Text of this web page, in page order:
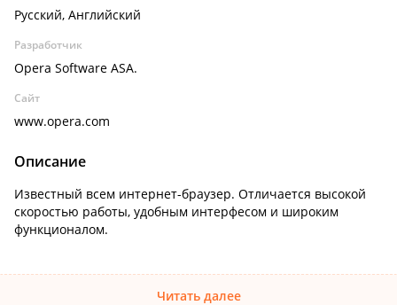
Русский, Английский
Разработчик
Opera Software ASA.
Сайт
www.opera.com
Описание
Известный всем интернет-браузер. Отличается высокой
скоростью работы, удобным интерфесом и широким
функционалом.
Читать далее